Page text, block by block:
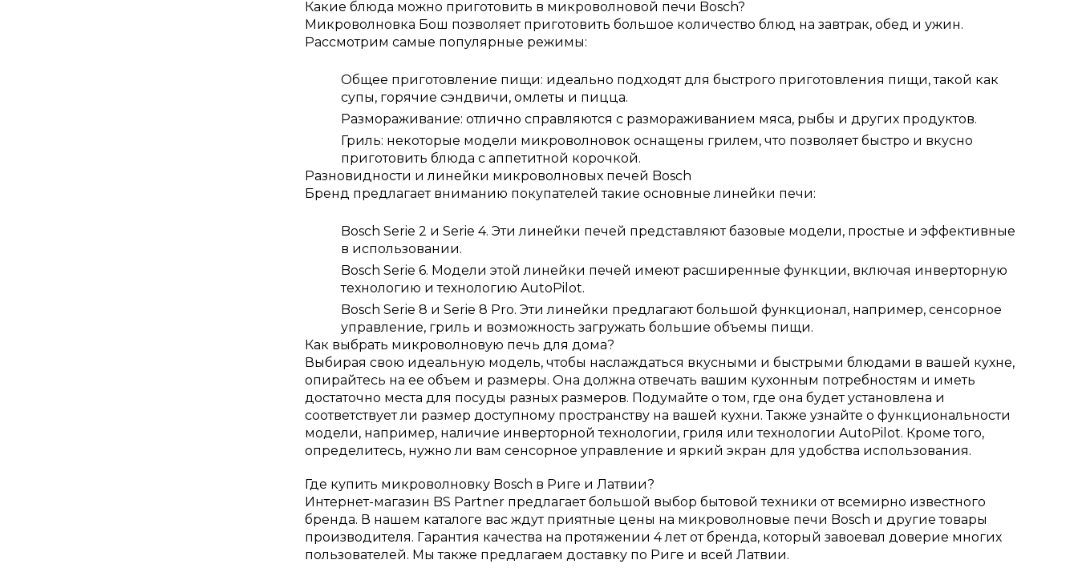
Какие блюда можно приготовить в микроволновой печи Bosch?
Микроволновка Бош позволяет приготовить большое количество блюд на завтрак, обед и ужин.
Рассмотрим самые популярные режимы:
Общее приготовление пищи: идеально подходят для быстрого приготовления пищи, такой как
супы, горячие сэндвичи, омлеты и пицца.
Размораживание: отлично справляются с размораживанием мяса, рыбы и других продуктов.
Гриль: некоторые модели микроволновок оснащены грилем, что позволяет быстро и вкусно
приготовить блюда с аппетитной корочкой.
Разновидности и линейки микроволновых печей Bosch
Бренд предлагает вниманию покупателей такие основные линейки печи:
Bosch Serie 2 и Serie 4. Эти линейки печей представляют базовые модели, простые и эффективные
в использовании.
Bosch Serie 6. Модели этой линейки печей имеют расширенные функции, включая инверторную
технологию и технологию AutoPilot.
Bosch Serie 8 и Serie 8 Pro. Эти линейки предлагают большой функционал, например, сенсорное
управление, гриль и возможность загружать большие объемы пищи.
Как выбрать микроволновую печь для дома?
Выбирая свою идеальную модель, чтобы наслаждаться вкусными и быстрыми блюдами в вашей кухне,
опирайтесь на ее объем и размеры. Она должна отвечать вашим кухонным потребностям и иметь
достаточно места для посуды разных размеров. Подумайте о том, где она будет установлена и
соответствует ли размер доступному пространству на вашей кухни. Также узнайте о функциональности
модели, например, наличие инверторной технологии, гриля или технологии AutoPilot. Кроме того,
определитесь, нужно ли вам сенсорное управление и яркий экран для удобства использования.
Где купить микроволновку Bosch в Риге и Латвии?
Интернет-магазин BS Partner предлагает большой выбор бытовой техники от всемирно известного
бренда. В нашем каталоге вас ждут приятные цены на микроволновые печи Bosch и другие товары
производителя. Гарантия качества на протяжении 4 лет от бренда, который завоевал доверие многих
пользователей. Мы также предлагаем доставку по Риге и всей Латвии.